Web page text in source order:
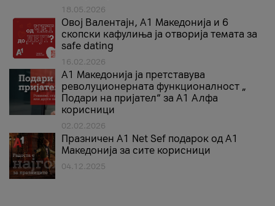
18.05.2026
Овој Валентајн, A1 Македонија и 6
скопски кафулиња ја отворија темата за
safe dating
16.02.2026
А1 Македонија ја претставува
револуционерната функционалност „
Подари на пријател“ за А1 Алфа
корисници
02.02.2026
Празничен A1 Net Sеf подарок од А1
Македонија за сите корисници
04.12.2025